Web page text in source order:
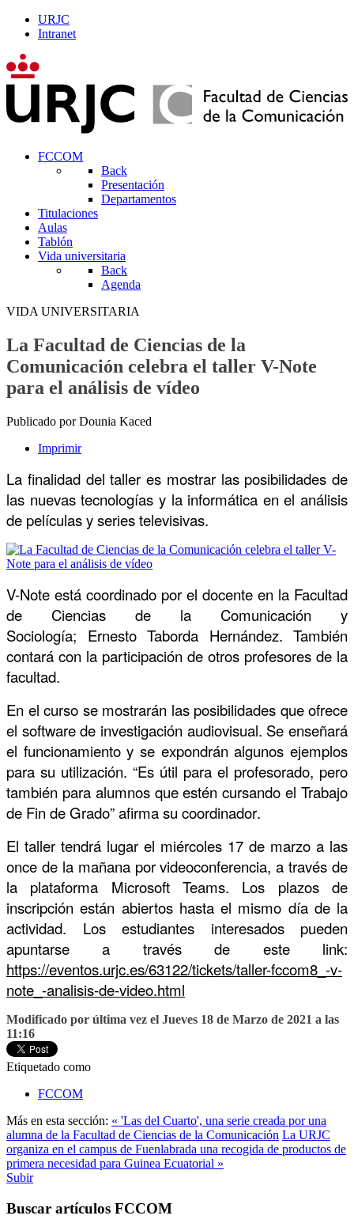
URJC
Intranet
FCCOM
Back
Presentación
Departamentos
Titulaciones
Aulas
Tablón
Vida universitaria
Back
Agenda
VIDA UNIVERSITARIA
La Facultad de Ciencias de la
Comunicación celebra el taller V-Note
para el análisis de vídeo
Publicado por Dounia Kaced
Imprimir
La finalidad del taller es mostrar las posibilidades de
las nuevas tecnologías y la informática en el análisis
de películas y series televisivas.
V-Note está coordinado por el docente en la Facultad
de Ciencias de la Comunicación y
Sociología; Ernesto Taborda Hernández. También
contará con la participación de otros profesores de la
facultad.
En el curso se mostrarán las posibilidades que ofrece
el software de investigación audiovisual. Se enseñará
el funcionamiento y se expondrán algunos ejemplos
para su utilización. “Es útil para el profesorado, pero
también para alumnos que estén cursando el Trabajo
de Fin de Grado” afirma su coordinador.
El taller tendrá lugar el miércoles 17 de marzo a las
once de la mañana por videoconferencia, a través de
la plataforma Microsoft Teams. Los plazos de
inscripción están abiertos hasta el mismo día de la
actividad. Los estudiantes interesados pueden
apuntarse a través de este link:
https://eventos.urjc.es/63122/tickets/taller-fccom8_-v-
note_-analisis-de-video.html
Modificado por última vez el Jueves 18 de Marzo de 2021 a las
11:16
Etiquetado como
FCCOM
Más en esta sección: « 'Las del Cuarto', una serie creada por una
alumna de la Facultad de Ciencias de la Comunicación La URJC
organiza en el campus de Fuenlabrada una recogida de productos de
primera necesidad para Guinea Ecuatorial »
Subir
Buscar artículos FCCOM